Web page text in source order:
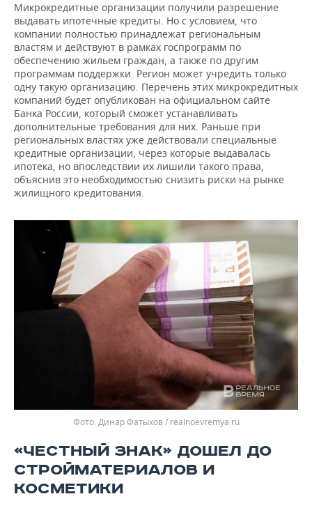
Микрокредитные организации получили разрешение
выдавать ипотечные кредиты. Но с условием, что
компании полностью принадлежат региональным
властям и действуют в рамках госпрограмм по
обеспечению жильем граждан, а также по другим
программам поддержки. Регион может учредить только
одну такую организацию. Перечень этих микрокредитных
компаний будет опубликован на официальном сайте
Банка России, который сможет устанавливать
дополнительные требования для них. Раньше при
региональных властях уже действовали специальные
кредитные организации, через которые выдавалась
ипотека, но впоследствии их лишили такого права,
объяснив это необходимостью снизить риски на рынке
жилищного кредитования.
Динар Фатыхов / realnoevremya.ru
«ЧЕСТНЫЙ ЗНАК» ДОШЕЛ ДО
СТРОЙМАТЕРИАЛОВ И
КОСМЕТИКИ